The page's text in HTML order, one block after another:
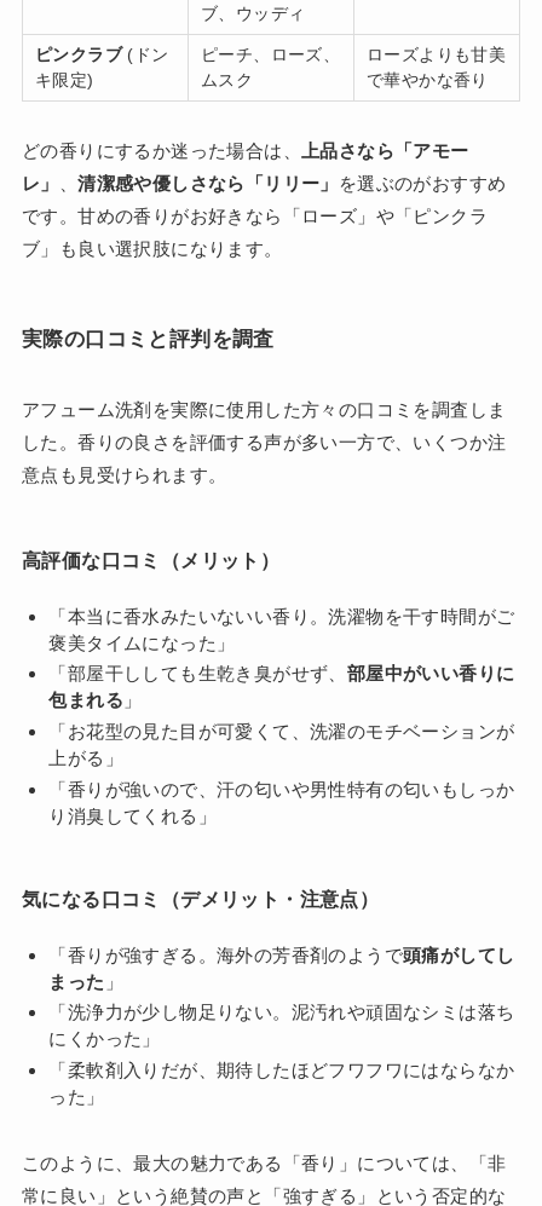
ブ、ウッディ
ピンクラブ (ドン
キ限定)
ピーチ、ローズ、
ムスク
ローズよりも甘美
で華やかな香り
どの香りにするか迷った場合は、
上品さなら「アモー
レ」
、清潔感や優しさなら「リリー」
を選ぶのがおすすめ
です。甘めの香りがお好きなら「ローズ」や「ピンクラ
ブ」も良い選択肢になります。
実際の口コミと評判を調査
アフューム洗剤を実際に使用した方々の口コミを調査しま
した。香りの良さを評価する声が多い一方で、いくつか注
意点も見受けられます。
高評価な口コミ（メリット）
「本当に香水みたいないい香り。洗濯物を干す時間がご
褒美タイムになった」
「部屋干ししても生乾き臭がせず、 部屋中がいい香りに
包まれる 」
「お花型の見た目が可愛くて、洗濯のモチベーションが
上がる」
「香りが強いので、汗の匂いや男性特有の匂いもしっか
り消臭してくれる」
気になる口コミ（デメリット・注意点）
「香りが強すぎる。海外の芳香剤のようで頭痛がしてし
まった 」
「洗浄力が少し物足りない。泥汚れや頑固なシミは落ち
にくかった」
「柔軟剤入りだが、期待したほどフワフワにはならなか
った」
このように、最大の魅力である「香り」については、「非
常に良い」という絶賛の声と「強すぎる」という否定的な